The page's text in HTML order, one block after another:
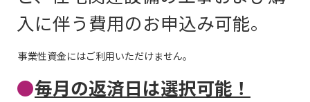
入に伴う費用のお申込み可能。
事業性資金にはご利用いただけません。
●毎月の返済日は選択可能！